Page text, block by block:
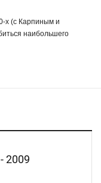
х (с Карпиным и
наибольшего
2009